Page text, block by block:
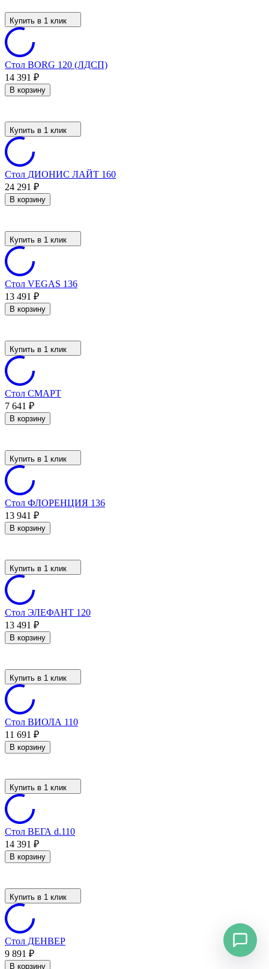
Купить в 1 клик
Стол BORG 120 (ЛДСП)
14 391 ₽
В корзину
Купить в 1 клик
Стол ДИОНИС ЛАЙТ 160
24 291 ₽
В корзину
Купить в 1 клик
Стол VEGAS 136
13 491 ₽
В корзину
Купить в 1 клик
Стол СМАРТ
7 641 ₽
В корзину
Купить в 1 клик
Стол ФЛОРЕНЦИЯ 136
13 941 ₽
В корзину
Купить в 1 клик
Стол ЭЛЕФАНТ 120
13 491 ₽
В корзину
Купить в 1 клик
Стол ВИОЛА 110
11 691 ₽
В корзину
Купить в 1 клик
Стол ВЕГА d.110
14 391 ₽
В корзину
Купить в 1 клик
Стол ДЕНВЕР
9 891 ₽
В корзину